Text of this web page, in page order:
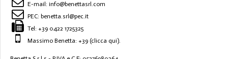
E-mail: info@benettasrl.com
PEC: benetta.srl@pec.it
Tel: +39 0422 1725325
Massimo Benetta: +39 (clicca qui).